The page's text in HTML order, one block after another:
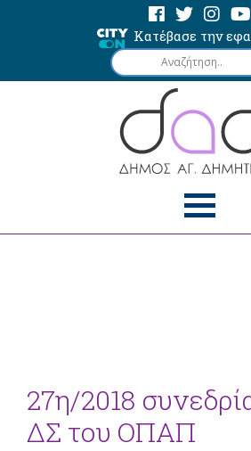
Κατέβασε την
27η/2018
ΔΣ του ΟΠΑΠ